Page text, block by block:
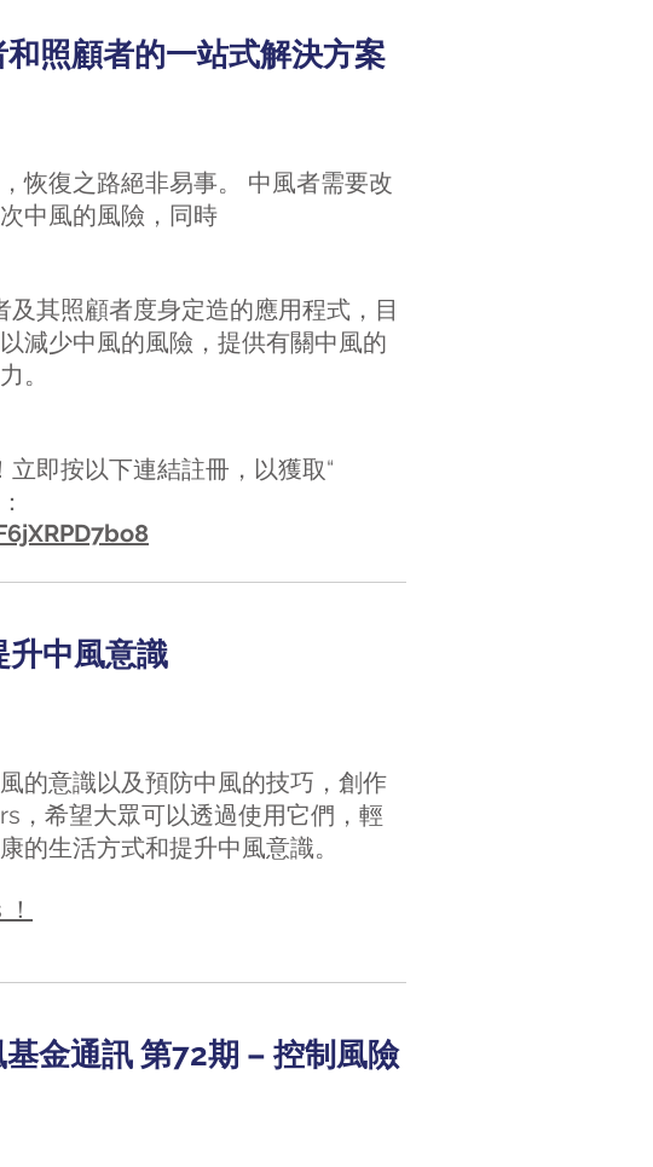
照顧者的一站式解決方案
恢復之路絕非易事。 中風者需要改
中風的風險，同時
及其照顧者度身定造的應用程式，目
減少中風的風險，提供有關中風的
。
立即按以下連結註冊，以獲取“
中風意識
的意識以及預防中風的技巧，創作
，希望大眾可以透過使用它們，輕
的生活方式和提升中風意識。
金通訊 第72期 – 控制風險